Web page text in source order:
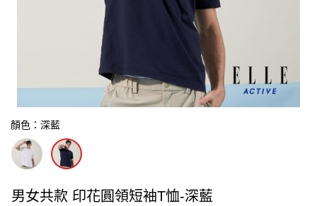
顏色：深藍
男女共款 印花圓領短袖T恤-深藍